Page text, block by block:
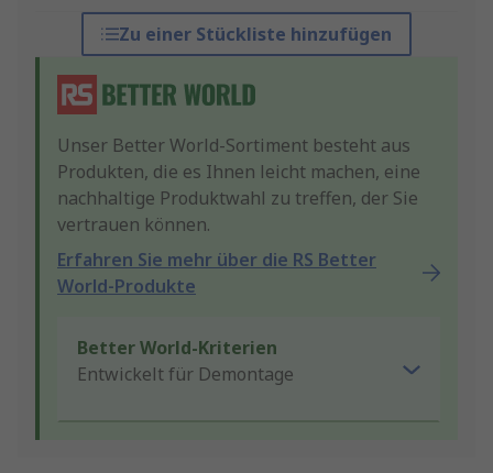
Zu einer Stückliste hinzufügen
Unser Better World-Sortiment besteht aus
Produkten, die es Ihnen leicht machen, eine
nachhaltige Produktwahl zu treffen, der Sie
vertrauen können.
Erfahren Sie mehr über die RS Better
World-Produkte
Better World-Kriterien
Entwickelt für Demontage